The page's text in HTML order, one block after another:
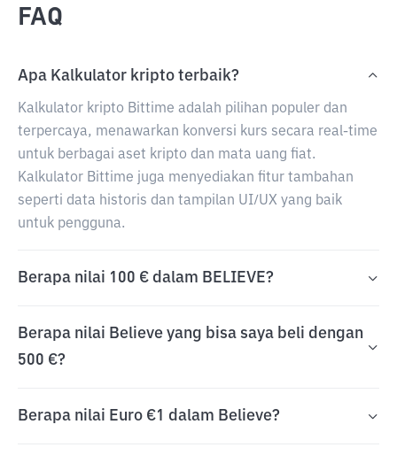
FAQ
Apa Kalkulator kripto terbaik?
Kalkulator kripto Bittime adalah pilihan populer dan
terpercaya, menawarkan konversi kurs secara real-time
untuk berbagai aset kripto dan mata uang fiat.
Kalkulator Bittime juga menyediakan fitur tambahan
seperti data historis dan tampilan UI/UX yang baik
untuk pengguna.
Berapa nilai 100 € dalam BELIEVE?
Berapa nilai Believe yang bisa saya beli dengan
500 €?
Berapa nilai Euro €1 dalam Believe?